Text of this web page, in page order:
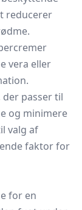
reducerer
vera eller
passer til
og minimere
valg af
faktor for
for en